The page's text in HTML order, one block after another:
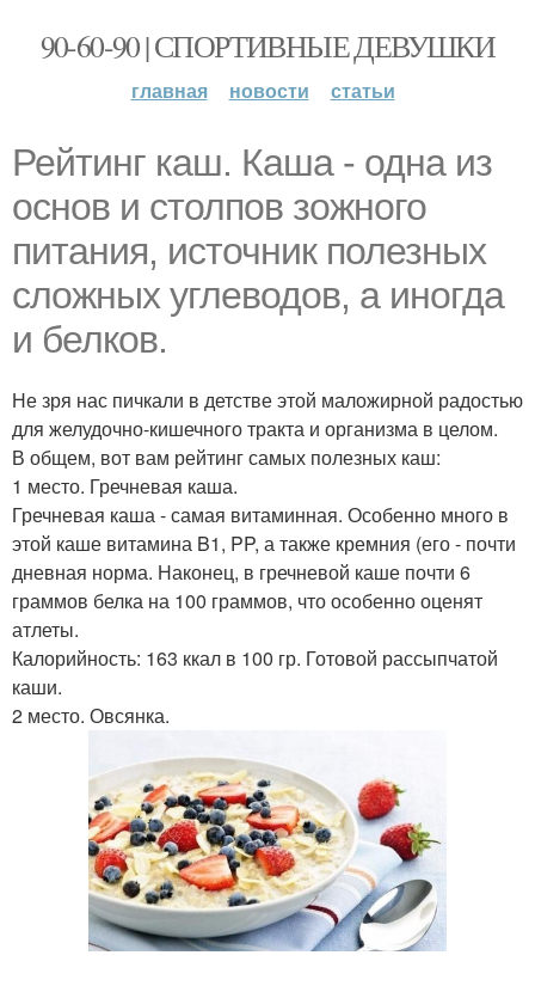
90-60-90 | СПОРТИВНЫЕ ДЕВУШКИ
главная новости статьи
Рейтинг каш. Каша - одна из
основ и столпов зожного
питания, источник полезных
сложных углеводов, а иногда
и белков.
Не зря нас пичкали в детстве этой маложирной радостью
для желудочно-кишечного тракта и организма в целом.
В общем, вот вам рейтинг самых полезных каш:
1 место. Гречневая каша.
Гречневая каша - самая витаминная. Особенно много в
этой каше витамина B1, PP, а также кремния (его - почти
дневная норма. Наконец, в гречневой каше почти 6
граммов белка на 100 граммов, что особенно оценят
атлеты.
Калорийность: 163 ккал в 100 гр. Готовой рассыпчатой
каши.
2 место. Овсянка.